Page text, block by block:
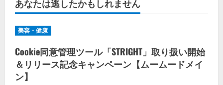
あなたは逃したかもしれません
美容・健康
Cookie同意管理ツール「STRIGHT」取り扱い開始
＆リリース記念キャンペーン【ムームードメイ
ン】